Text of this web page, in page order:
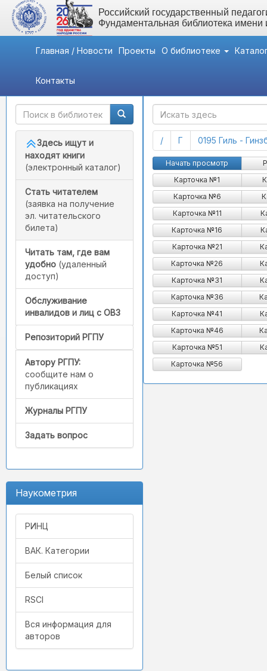
Российский государственный
Фундаментальная библиотека
Главная / Новости Проекты О библиотеке
Контакты
Быстрый доступ
Здесь ищут и
находят книги
(электронный каталог)
Стать читателем
(заявка на получение
эл. читательского
билета)
Читать там, где вам
удобно (удаленный
доступ)
Обслуживание
инвалидов и лиц с ОВЗ
Репозиторий РГПУ
Автору РГПУ:
сообщите нам о
публикациях
Журналы РГПУ
Задать вопрос
Наукометрия
РИНЦ
ВАК. Категории
Белый список
RSCI
Вся информация для
авторов
/(current)
Г (current)
0195 Гиль -
Начать просмотр
Карточка №1
Карточка №6
Карточка №11
Карточка №16
Карточка №21
Карточка №26
Карточка №31
Карточка №36
Карточка №41
Карточка №46
Карточка №51
Карточка №56